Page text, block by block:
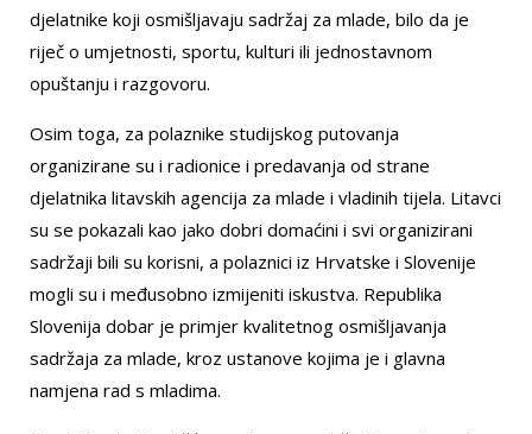
djelatnike koji osmišljavaju sadržaj za mlade, bilo da je
riječ o umjetnosti, sportu, kulturi ili jednostavnom
opuštanju i razgovoru.
Osim toga, za polaznike studijskog putovanja
organizirane su i radionice i predavanja od strane
djelatnika litavskih agencija za mlade i vladinih tijela. Litavci
su se pokazali kao jako dobri domaćini i svi organizirani
sadržaji bili su korisni, a polaznici iz Hrvatske i Slovenije
mogli su i međusobno izmijeniti iskustva. Republika
Slovenija dobar je primjer kvalitetnog osmišljavanja
sadržaja za mlade, kroz ustanove kojima je i glavna
namjena rad s mladima.